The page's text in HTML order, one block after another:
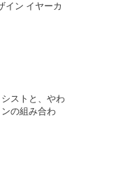
イン イヤーカ
ストと、やわ
の組み合わ